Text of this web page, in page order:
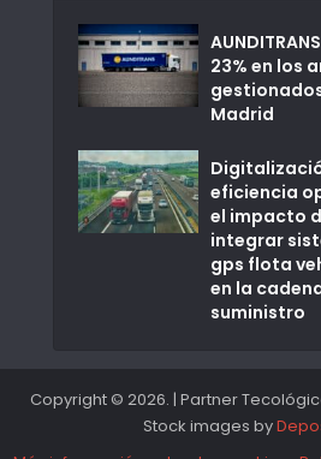
23% en los
Madrid
eficiencia
el impacto
integrar
gps flota
en la
suministro
Copyright © 2026. | Partner
Stock images by